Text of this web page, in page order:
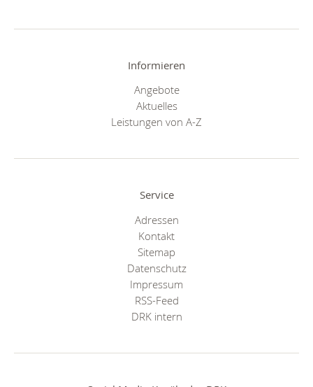
Informieren
Angebote
Aktuelles
Leistungen von A-Z
Service
Adressen
Kontakt
Sitemap
Datenschutz
Impressum
RSS-Feed
DRK intern